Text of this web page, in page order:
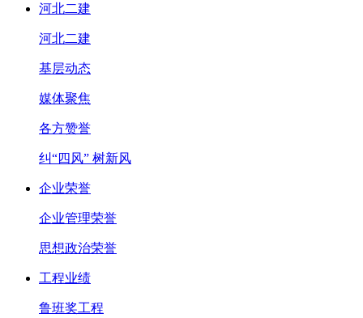
河北二建
河北二建
基层动态
媒体聚焦
各方赞誉
纠“四风” 树新风
企业荣誉
企业管理荣誉
思想政治荣誉
工程业绩
鲁班奖工程